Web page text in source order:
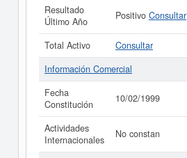
Resultado
Último Año
Positivo Consultar
Total Activo
Consultar
Información Comercial
Fecha
Constitución
10/02/1999
Actividades
Internacionales
No constan